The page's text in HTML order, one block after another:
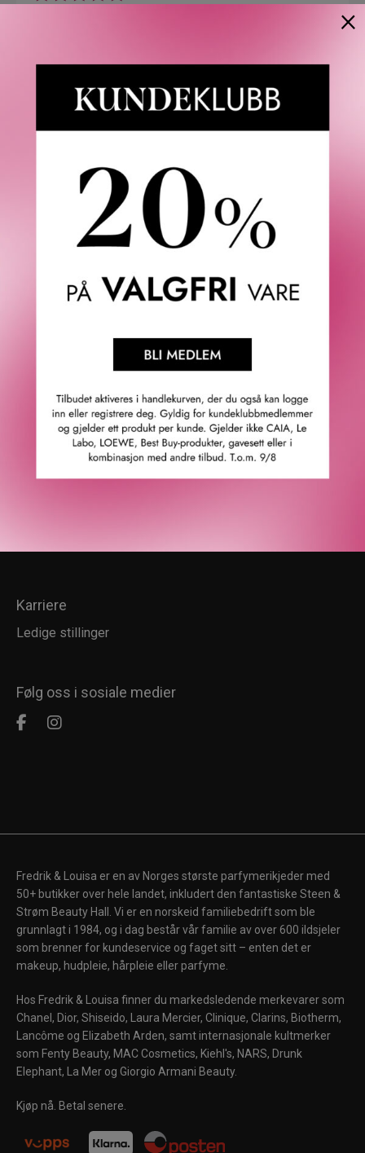
Fredrik & Louisa
Om Fredrik & Louisa
Redegjørelse åpenhetsloven
Våre butikker
Konkurransevinnere
Sommermagasin
Kundesenter
Kundeservice
Karriere
Ledige stillinger
Følg oss i sosiale medier
Fredrik & Louisa er en av Norges største parfymerikjeder med
50+ butikker over hele landet, inkludert den fantastiske Steen &
Strøm Beauty Hall. Vi er en norskeid familiebedrift som ble
grunnlagt i 1984, og i dag består vår familie av over 600 ildsjeler
som brenner for kundeservice og faget sitt – enten det er
makeup, hudpleie, hårpleie eller parfyme.
Hos Fredrik & Louisa finner du markedsledende merkevarer som
Chanel, Dior, Shiseido, Laura Mercier, Clinique, Clarins, Biotherm,
Lancôme og Elizabeth Arden, samt internasjonale kultmerker
som Fenty Beauty, MAC Cosmetics, Kiehl's, NARS, Drunk
Elephant, La Mer og Giorgio Armani Beauty.
Kjøp nå. Betal senere.
×